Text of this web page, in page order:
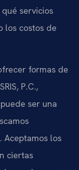
servicios
los costos de
formas de
P.C.,
ser una
Aceptamos los
ciertas